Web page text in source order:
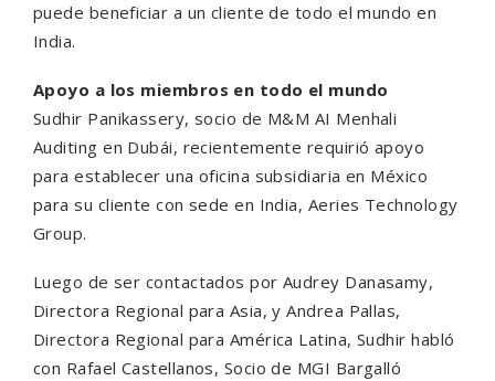
puede beneficiar a un cliente de todo el mundo en
India.
Apoyo a los miembros en todo el mundo
Sudhir Panikassery, socio de M&M AI Menhali
Auditing en Dubái, recientemente requirió apoyo
para establecer una oficina subsidiaria en México
para su cliente con sede en India, Aeries Technology
Group.
Luego de ser contactados por Audrey Danasamy,
Directora Regional para Asia, y Andrea Pallas,
Directora Regional para América Latina, Sudhir habló
con Rafael Castellanos, Socio de MGI Bargalló